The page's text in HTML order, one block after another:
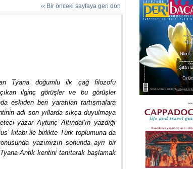
‹‹ Bir önceki sayfaya geri dön
Tyana doğumlu ilk çağ filozofu
ilginç görüşler ve bu görüşler
eskiden beri yaratılan tartışmalara
adı son yıllarda sıkça duyulmaya
yazar Aytunç Altındal’ın yazdığı
kitabı ile birlikte Türk toplumuna da
yazımızın sonunda ayrı bir
Antik kentini tanıtarak başlamak